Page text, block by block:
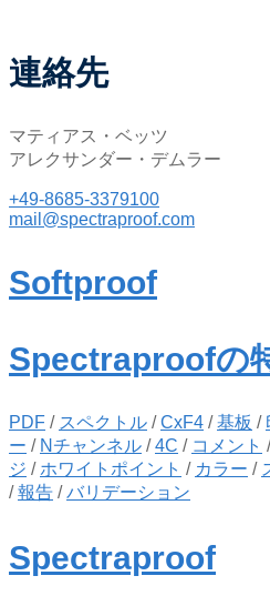
連絡先
マティアス・ベッツ
アレクサンダー・デムラー
+49-8685-3379100
mail@spectraproof.com
Softproof
Spectraproofの
PDF / スペクトル /CxF4 /基板 /
ー / Nチャンネル /4C / コメント
ジ / ホワイトポイント / カラー /
/報告 /バリデーション
Spectraproof